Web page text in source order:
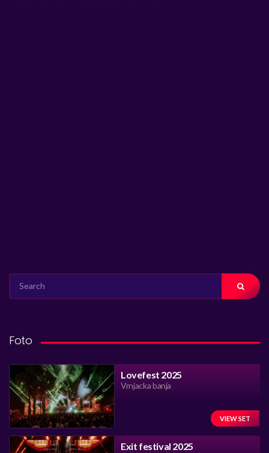
FOR:
Foto
Lovefest 2025
Vrnjacka banja
VIEW SET
Exit festival 2025